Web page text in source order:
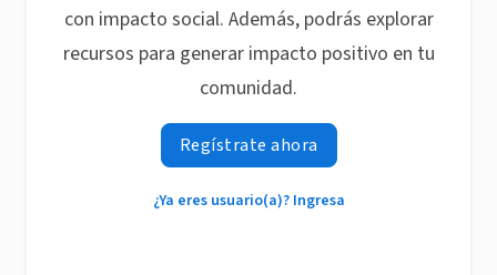
con impacto social. Además, podrás explorar
recursos para generar impacto positivo en tu
comunidad.
Regístrate ahora
¿Ya eres usuario(a)? Ingresa